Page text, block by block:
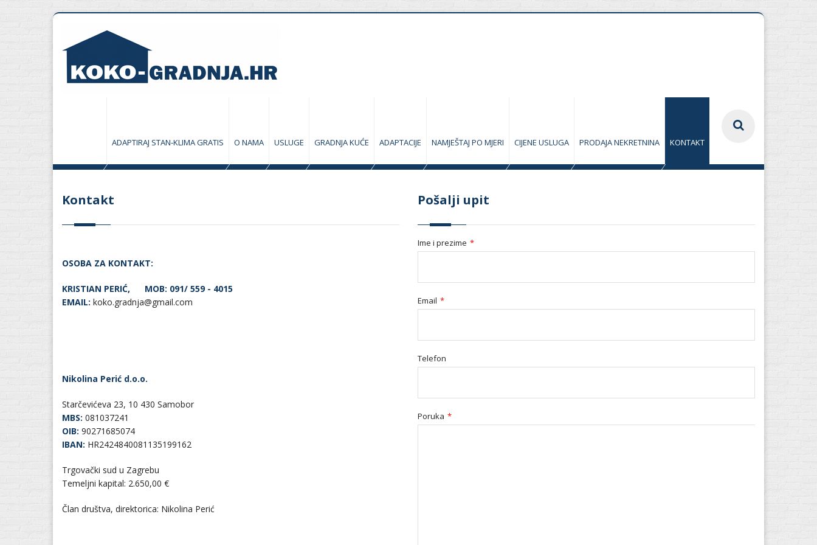
ADAPTIRAJ STAN-KLIMA GRATIS O NAMA USLUGE GRADNJA KUĆE ADAPTACIJE NAMJEŠTAJ PO MJERI CIJENE USLUGA PRODAJA NEKRETNINA KONTAKT
Kontakt
OSOBA ZA KONTAKT:
KRISTIAN PERIĆ, MOB: 091/ 559 - 4015
EMAIL: koko.gradnja@gmail.com
Nikolina Perić d.o.o.
Starčevićeva 23, 10 430 Samobor
MBS: 081037241
OIB: 90271685074
IBAN: HR2424840081135199162
Trgovački sud u Zagrebu
Temeljni kapital: 2.650,00 €
Član društva, direktorica: Nikolina Perić
Pošalji upit
Ime i prezime *
Email *
Telefon
Poruka *